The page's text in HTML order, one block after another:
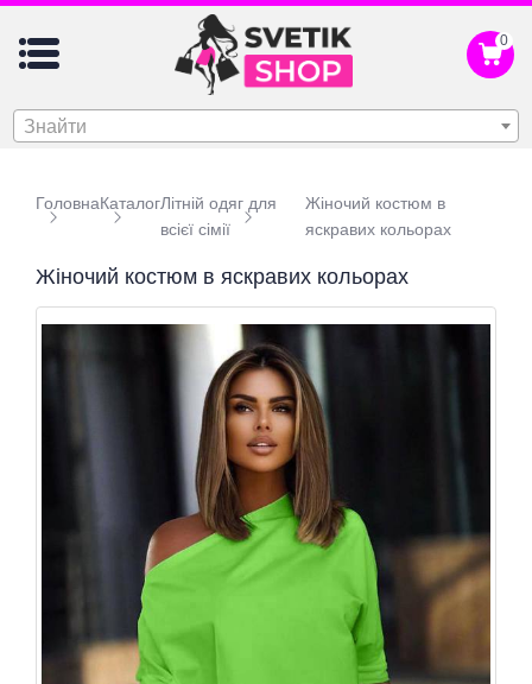
0
Знайти
ГоловнаКаталогЛітній одяг для
всієї сімії
Жіночий костюм в
яскравих кольорах
Жіночий костюм в яскравих кольорах